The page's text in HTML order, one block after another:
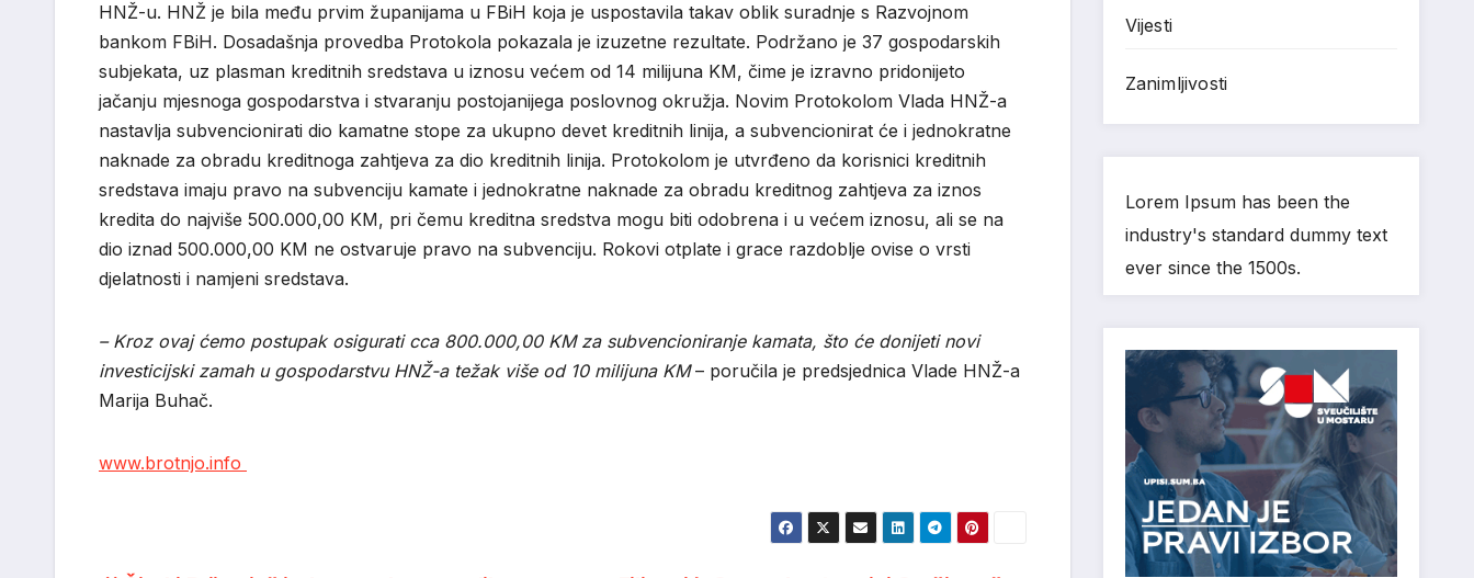
HNŽ-u. HNŽ je bila među prvim županijama u FBiH koja je uspostavila takav oblik suradnje s Razvojnom
bankom FBiH. Dosadašnja provedba Protokola pokazala je izuzetne rezultate. Podržano je 37 gospodarskih
subjekata, uz plasman kreditnih sredstava u iznosu većem od 14 milijuna KM, čime je izravno pridonijeto
jačanju mjesnoga gospodarstva i stvaranju postojanijega poslovnog okružja. Novim Protokolom Vlada HNŽ-a
nastavlja subvencionirati dio kamatne stope za ukupno devet kreditnih linija, a subvencionirat će i jednokratne
naknade za obradu kreditnoga zahtjeva za dio kreditnih linija. Protokolom je utvrđeno da korisnici kreditnih
sredstava imaju pravo na subvenciju kamate i jednokratne naknade za obradu kreditnog zahtjeva za iznos
kredita do najviše 500.000,00 KM, pri čemu kreditna sredstva mogu biti odobrena i u većem iznosu, ali se na
dio iznad 500.000,00 KM ne ostvaruje pravo na subvenciju. Rokovi otplate i grace razdoblje ovise o vrsti
djelatnosti i namjeni sredstava.
– Kroz ovaj ćemo postupak osigurati cca 800.000,00 KM za subvencioniranje kamata, što će donijeti novi
investicijski zamah u gospodarstvu HNŽ-a težak više od 10 milijuna KM– poručila je predsjednica Vlade HNŽ-a
Marija Buhač.
www.brotnjo.info
Vijesti
Zanimljivosti
Lorem Ipsum has been the
industry's standard dummy text
ever since the 1500s.